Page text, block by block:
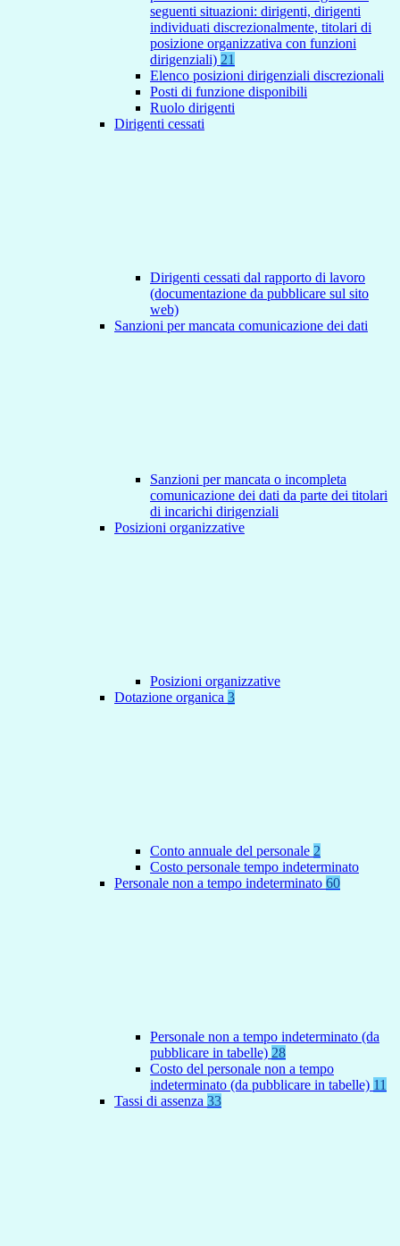
seguenti situazioni: dirigenti, dirigenti
individuati discrezionalmente, titolari di
posizione organizzativa con funzioni
dirigenziali) 21
Elenco posizioni dirigenziali discrezionali
Posti di funzione disponibili
Ruolo dirigenti
Dirigenti cessati
Dirigenti cessati dal rapporto di lavoro
(documentazione da pubblicare sul sito
web)
Sanzioni per mancata comunicazione dei dati
Sanzioni per mancata o incompleta
comunicazione dei dati da parte dei titolari
di incarichi dirigenziali
Posizioni organizzative
Posizioni organizzative
Dotazione organica 3
Conto annuale del personale 2
Costo personale tempo indeterminato
Personale non a tempo indeterminato 60
Personale non a tempo indeterminato (da
pubblicare in tabelle) 28
Costo del personale non a tempo
indeterminato (da pubblicare in tabelle) 11
Tassi di assenza 33